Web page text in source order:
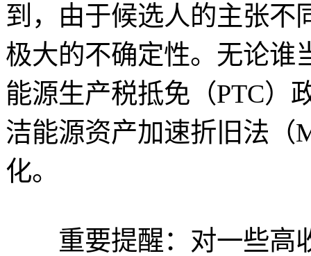
到，由于候选人的主张不
极大的不确定性。无论谁
能源生产税抵免（PTC）
洁能源资产加速折旧法（
化。
重要提醒：对一些高